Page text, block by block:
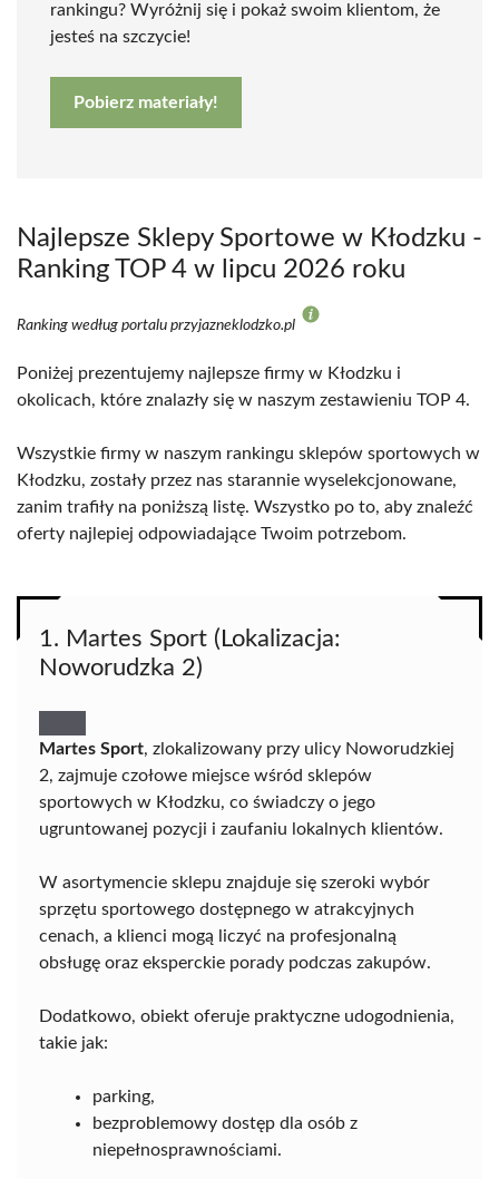
rankingu? Wyróżnij się i pokaż swoim klientom, że
jesteś na szczycie!
Pobierz materiały!
Najlepsze Sklepy Sportowe w Kłodzku -
Ranking TOP 4 w lipcu 2026 roku
Ranking według portalu przyjazneklodzko.pl
Poniżej prezentujemy najlepsze firmy w Kłodzku i
okolicach, które znalazły się w naszym zestawieniu TOP 4.
Wszystkie firmy w naszym rankingu sklepów sportowych w
Kłodzku, zostały przez nas starannie wyselekcjonowane,
zanim trafiły na poniższą listę. Wszystko po to, aby znaleźć
oferty najlepiej odpowiadające Twoim potrzebom.
1. Martes Sport (Lokalizacja:
Noworudzka 2)
Martes Sport, zlokalizowany przy ulicy Noworudzkiej
2, zajmuje czołowe miejsce wśród sklepów
sportowych w Kłodzku, co świadczy o jego
ugruntowanej pozycji i zaufaniu lokalnych klientów.
W asortymencie sklepu znajduje się szeroki wybór
sprzętu sportowego dostępnego w atrakcyjnych
cenach, a klienci mogą liczyć na profesjonalną
obsługę oraz eksperckie porady podczas zakupów.
Dodatkowo, obiekt oferuje praktyczne udogodnienia,
takie jak:
parking,
bezproblemowy dostęp dla osób z
niepełnosprawnościami.